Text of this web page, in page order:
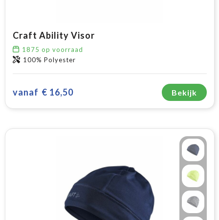
Craft Ability Visor
1875 op voorraad
100% Polyester
vanaf € 16,50 Bekijk